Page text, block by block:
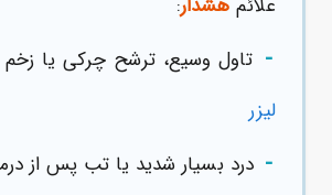
- تاول وسیع، ترشح چرکی یا
لیزر
- درد بسیار شدید یا تب پس از